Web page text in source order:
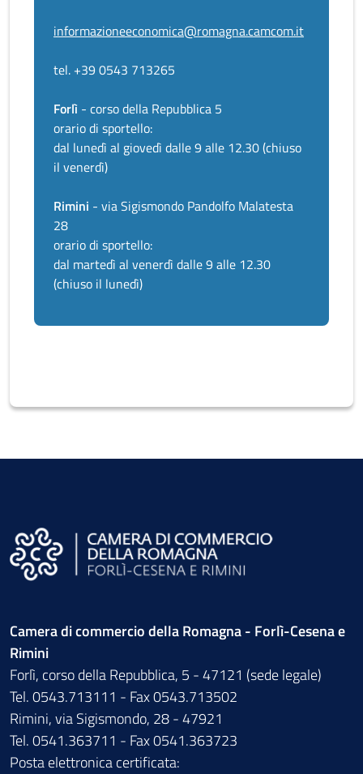
informazioneeconomica@romagna.camcom.it
tel. +39 0543 713265
Forlì - corso della Repubblica 5
orario di sportello:
dal lunedì al giovedì dalle 9 alle 12.30 (chiuso
il venerdì)
Rimini - via Sigismondo Pandolfo Malatesta
28
orario di sportello:
dal martedì al venerdì dalle 9 alle 12.30
(chiuso il lunedì)
Camera di commercio della Romagna - Forlì-Cesena e
Rimini
Forlì, corso della Repubblica, 5 - 47121 (sede legale)
Tel. 0543.713111 - Fax 0543.713502
Rimini, via Sigismondo, 28 - 47921
Tel. 0541.363711 - Fax 0541.363723
Posta elettronica certificata: